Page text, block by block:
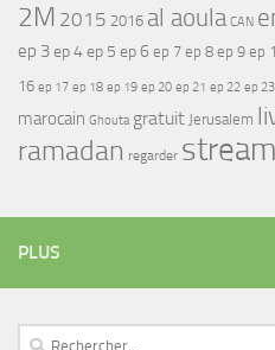
2M 2015 2016 al aoula CAN
ep 3ep 4ep 5 ep 6 ep 7 ep 8 ep 9 ep
16 ep 17 ep 18 ep 19 ep 20 ep 21 ep 22 ep 23
marocain Ghouta gratuit Jerusalem
ramadan regarder
PLUS
Rechercher :